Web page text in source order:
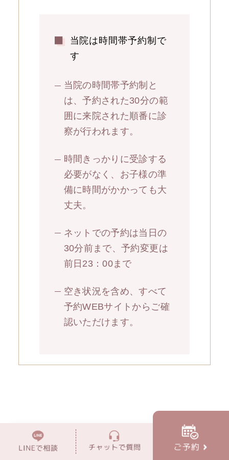
当院は時間帯予約制で
す
当院の時間帯予約制と
は、予約された30分の範
囲に来院された順番に診
察が行われます。
時間きっかりに受診する
必要がなく、お子様の準
備に時間がかかっても大
丈夫。
ネットでの予約は当日の
30分前まで、予約変更は
前日23：00まで
空き状況を含め、すべて
予約WEBサイトからご確
認いただけます。